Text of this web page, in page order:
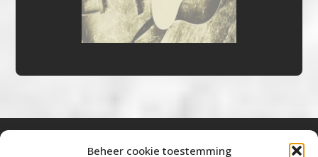
Beheer cookie toestemming